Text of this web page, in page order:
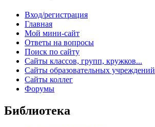
Вход/регистрация
Главная
Мой мини-сайт
Ответы на вопросы
Поиск по сайту
Сайты классов, групп, кружков...
Сайты образовательных учреждений
Сайты коллег
Форумы
Библиотека